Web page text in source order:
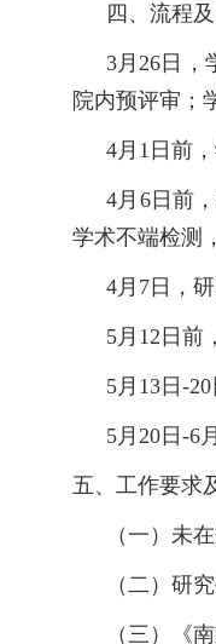
四、 流程
3月26日，
院内预评审；
4月1日前
4月6日前
学术不端检测
4月7日，
5月12日前
5月13日-
5月20日-6
五、 工作要求
（一）未
（二）研
（三）《